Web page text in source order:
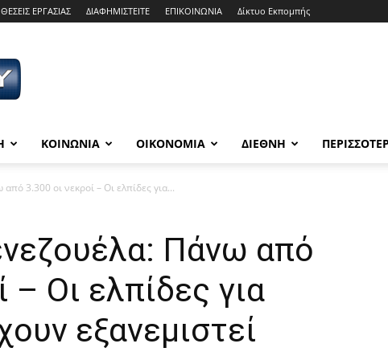
ΘΕΣΕΙΣ ΕΡΓΑΣΙΑΣ ΔΙΑΦΗΜΙΣΤΕΙΤΕ ΕΠΙΚΟΙΝΩΝΙΑ Δίκτυο Εκπομπής
ΚΟΙΝΩΝΙΑ ΟΙΚΟΝΟΜΙΑ ΔΙΕΘΝΗ
3.300 οι νεκροί – Οι ελπίδες για...
Πάνω από
– Οι ελπίδες για
εξανεμιστεί